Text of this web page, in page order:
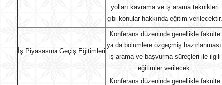
yolları kavrama ve iş arama teknikleri
gibi konular hakkında eğitim verilecektir.
İş Piyasasına Geçiş Eğitimleri
Konferans düzeninde genellikle fakülte
ya da bölümlere özgeçmiş
iş arama ve başvurma süreçleri ile ilgili
eğitimler verilecek.
Konferans düzeninde genellikle fakülte